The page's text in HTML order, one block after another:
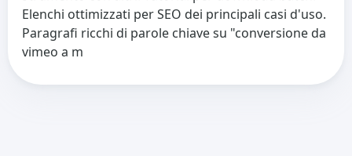
Elenchi ottimizzati per SEO dei principali casi d'uso.
Paragrafi ricchi di parole chiave su "conversione da
vimeo a m